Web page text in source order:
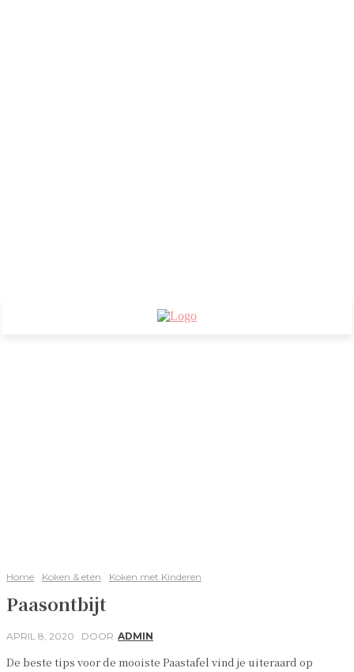
Home Koken & eten Koken met Kinderen
Paasontbijt
APRIL 8, 2020 DOOR ADMIN
De beste tips voor de mooiste Paastafel vind je uiteraard op